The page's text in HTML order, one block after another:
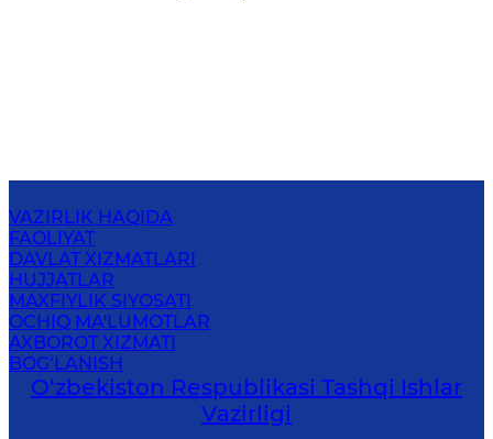
VAZIRLIK HAQIDA
FAOLIYAT
DAVLAT XIZMATLARI
HUJJATLAR
MAXFIYLIK SIYOSATI
OCHIQ MA'LUMOTLAR
AXBOROT XIZMATI
BOG‘LANISH
O‘zbеkistоn Rеspublikаsi Tashqi Ishlаr
Vаzirligi